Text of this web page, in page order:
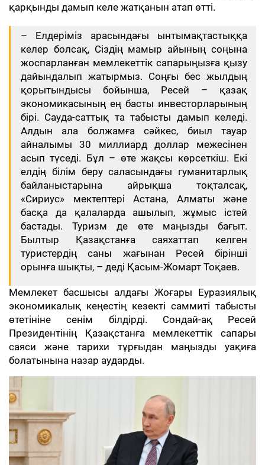
қарқынды дамып келе жатқанын атап өтті.
– Елдеріміз арасындағы ынтымақтастыққа
келер болсақ, Сіздің мамыр айының соңына
жоспарланған мемлекеттік сапарыңызға қызу
дайындалып жатырмыз. Соңғы бес жылдың
қорытындысы бойынша, Ресей – қазақ
экономикасының ең басты инвесторларының
бірі. Сауда-саттық та табысты дамып келеді.
Алдын ала болжамға сәйкес, биыл тауар
айналымы 30 миллиард доллар межесінен
асып түседі. Бұл – өте жақсы көрсеткіш. Екі
елдің білім беру саласындағы гуманитарлық
байланыстарына айрықша тоқталсақ,
«Сириус» мектептері Астана, Алматы және
басқа да қалаларда ашылып, жұмыс істей
бастады. Туризм де өте маңызды бағыт.
Былтыр Қазақстанға саяхаттап келген
туристердің саны жағынан Ресей бірінші
орынға шықты, – деді Қасым-Жомарт Тоқаев.
Мемлекет басшысы алдағы Жоғары Еуразиялық
экономикалық кеңестің кезекті саммиті табысты
өтетініне сенім білдірді. Сондай-ақ Ресей
Президентінің Қазақстанға мемлекеттік сапары
саяси және тарихи тұрғыдан маңызды уақиға
болатынына назар аударды.